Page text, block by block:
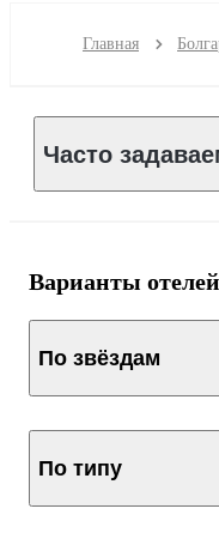
Главная
Часто
Варианты
По звёздам
По типу